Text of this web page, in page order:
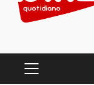
PRIMARY